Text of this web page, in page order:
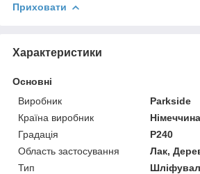
Приховати
Характеристики
Основні
Виробник
Parkside
Країна виробник
Німеччина
Градація
P240
Область застосування
Лак,
Тип